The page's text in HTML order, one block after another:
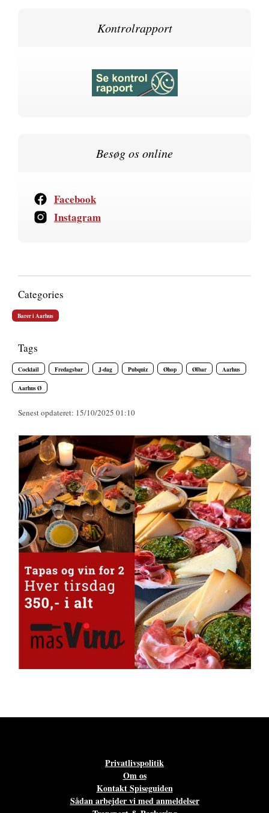
Kontrolrapport
Besøg os online
Facebook
Instagram
Categories
Barer i Aarhus
Tags
Cocktail Fredagsbar J-dag Pubquiz Øhop Ølbar Aarhus
Aarhus Ø
Senest opdateret: 15/10/2025 01:10
Privatlivspolitik
Om os
Kontakt Spiseguiden
Sådan arbejder vi med anmeldelser